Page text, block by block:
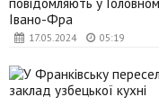
17.05.2024 05:19
Івано-Фра